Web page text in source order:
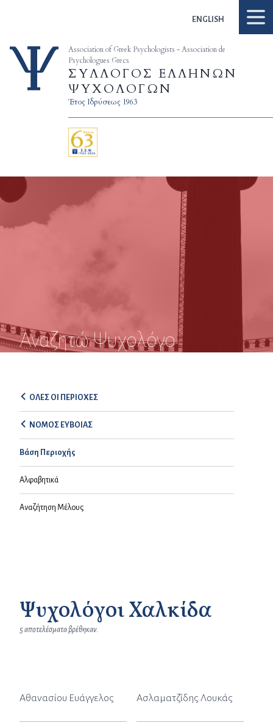
ENGLISH
Association of Greek Psychologists - Association de
Psychologues Grecs
ΣΥΛΛΟΓΟΣ ΕΛΛΗΝΩΝ
ΨΥΧΟΛΟΓΩΝ
Έτος Ιδρύσεως 1963
Αναζητώ Ψυχολόγο
ΟΛΕΣ ΟΙ ΠΕΡΙΟΧΕΣ
ΝΟΜΟΣ ΕΥΒΟΙΑΣ
Βάση Περιοχής
Αλφαβητικά
Αναζήτηση Μέλους
Ψυχολόγοι Χαλκίδα
5 αποτελέσματα βρέθηκαν.
Αθανασίου Ευάγγελος Ασλαματζίδης Λουκάς